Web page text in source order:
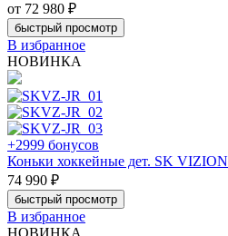
от 72 980 ₽
быстрый просмотр
В избранное
НОВИНКА
+2999 бонусов
Коньки хоккейные дет. SK VIZION
74 990 ₽
быстрый просмотр
В избранное